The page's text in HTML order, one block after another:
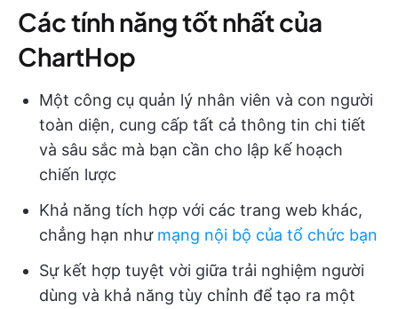
Các tính năng tốt nhất của
ChartHop
Một công cụ quản lý nhân viên và con người
toàn diện, cung cấp tất cả thông tin chi tiết
và sâu sắc mà bạn cần cho lập kế hoạch
chiến lược
Khả năng tích hợp với các trang web khác,
chẳng hạn như mạng nội bộ của tổ chức bạn
Sự kết hợp tuyệt vời giữa trải nghiệm người
dùng và khả năng tùy chỉnh để tạo ra một